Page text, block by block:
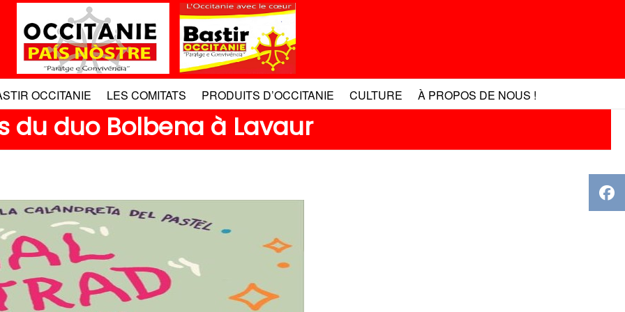
OCCITANIE LES COMITATS PRODUITS D’OCCITANIE CULTURE À PROPOS DE NOUS !
du duo Bolbena à Lavaur